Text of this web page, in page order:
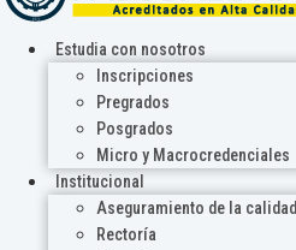
Estudia con nosotros
Inscripciones
Pregrados
Posgrados
Micro y Macrocredenciales
Institucional
Aseguramiento de la calidad
Rectoría